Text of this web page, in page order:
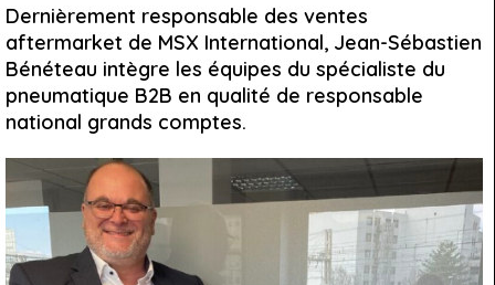
Dernièrement responsable des ventes
aftermarket de MSX International, Jean-Sébastien
Bénéteau intègre les équipes du spécialiste du
pneumatique B2B en qualité de responsable
national grands comptes.